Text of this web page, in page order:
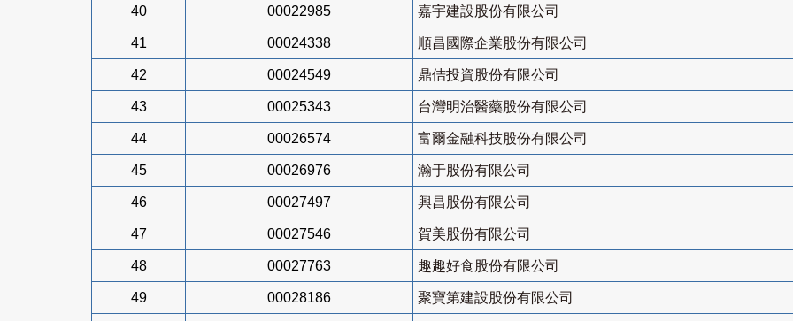
40 00022985 嘉宇建設股份有限公司
41 00024338 順昌國際企業股份有限公司
42 00024549 鼎佶投資股份有限公司
43 00025343 台灣明治醫藥股份有限公司
44 00026574 富爾金融科技股份有限公司
45 00026976 瀚于股份有限公司
46 00027497 興昌股份有限公司
47 00027546 賀美股份有限公司
48 00027763 趣趣好食股份有限公司
49 00028186 聚寶第建設股份有限公司